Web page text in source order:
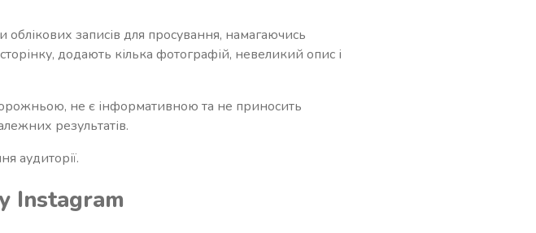
облікових записів для просування, намагаючись
додають кілька фотографій, невеликий опис і
не є інформативною та не приносить
результатів.
аудиторії.
Instagram